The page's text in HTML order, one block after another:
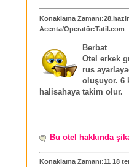
Konaklama
Acenta/Operatör:Tatil.com
Berbat
Otel erkek
rus
oluşuyor. 6
halisahaya takim olur.
Bu otel hakkında
Konaklama Zamanı:11 18